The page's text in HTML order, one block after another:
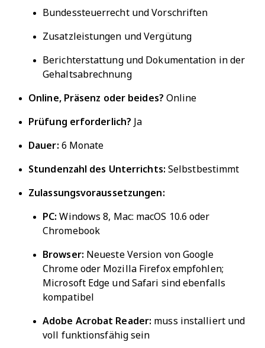
Bundessteuerrecht und Vorschriften
Zusatzleistungen und Vergütung
Berichterstattung und Dokumentation in der
Gehaltsabrechnung
Online, Präsenz oder beides? Online
Prüfung erforderlich? Ja
Dauer: 6 Monate
Stundenzahl des Unterrichts: Selbstbestimmt
Zulassungsvoraussetzungen:
PC: Windows 8, Mac: macOS 10.6 oder
Chromebook
Browser: Neueste Version von Google
Chrome oder Mozilla Firefox empfohlen;
Microsoft Edge und Safari sind ebenfalls
kompatibel
Adobe Acrobat Reader: muss installiert und
voll funktionsfähig sein